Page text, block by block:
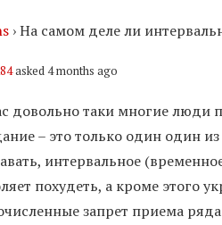
›На самом деле ли
asked 4 months ago
довольно таки многие люди
– это только один один
интервальное
похудеть, а кроме этого
запрет приема